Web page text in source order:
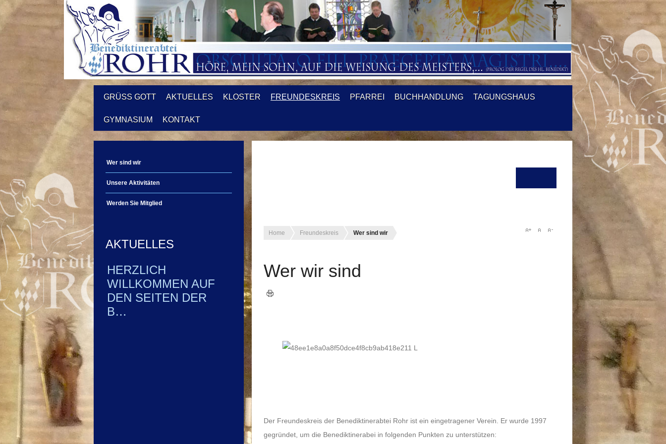
GRÜSS GOTT AKTUELLES KLOSTER FREUNDESKREIS PFARREI BUCHHANDLUNG TAGUNGSHAUS
GYMNASIUM KONTAKT
Wer sind wir
Unsere Aktivitäten
Werden Sie Mitglied
AKTUELLES
HERZLICH
WILLKOMMEN AUF
DEN SEITEN DER
B…
Home Freundeskreis Wer sind wir
Wer wir sind
Der Freundeskreis der Benediktinerabtei Rohr ist ein eingetragener Verein. Er wurde 1997
gegründet, um die Benediktinerabei in folgenden Punkten zu unterstützen: